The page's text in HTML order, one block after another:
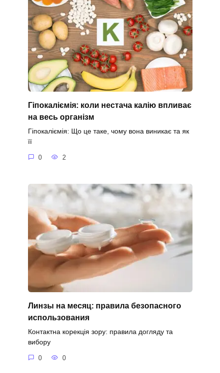
Гіпокаліємія: коли нестача калію впливає
на весь організм
Гіпокаліємія: Що це таке, чому вона виникає та як
її
0 2
Линзы на месяц: правила безопасного
использования
Контактна корекція зору: правила догляду та
вибору
0 0